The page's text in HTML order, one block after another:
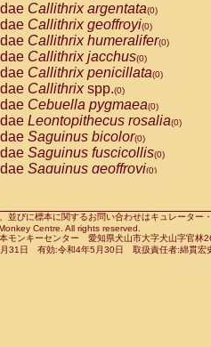
Callicebus torquatus
Callicebusspp.(0)
Chiropotes satanas(0)
Pithecia monachus
Pithecia pithecia(0)
Cercocebus agilis
Cercocebus
Cercocebus
Cercocebus
Cercocebus
Cercocebushybrid
Papio anubis(0)
Papio cynocephalus
Papio hamadryas(0)
Callithrix argentata(0)
Callithrix geoffroyi(0)
Callithrix humeralifer(0)
Callithrix jacchus(0)
Callithrix penicillata(0)
Callithrixspp.(0)
Cebuella pygmaea(0)
Leontopithecus rosalia(0)
Saguinus bicolor(0)
Saguinus fuscicollis(0)
Saguinus geoffroyi(0)
Saguinus leucopus(0)
Saguinus midas(0)
Saguinus mystax(0)
並びに標本に関するお問い合わせはキュレータ
Centre. All rights reserved.
本モンキーセンター 愛知県犬山市大字犬山字官
31日 有効:令和4年5月30日 取扱責任者:綿貫宏